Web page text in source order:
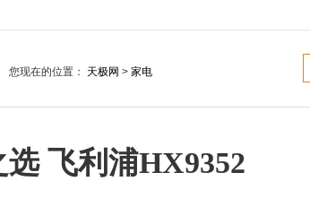
您现在的位置： 天极网 > 家电
飞利浦HX9352